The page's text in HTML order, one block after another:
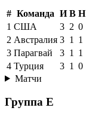
# Команда И В Н
1 США 3 2 0
2 Австралия 3 1 1
3 Парагвай 3 1 1
4 Турция 3 1 0
Матчи
Группа E